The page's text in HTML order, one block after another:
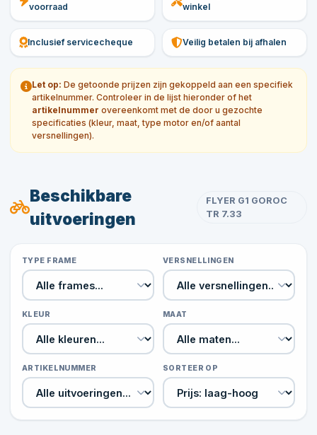
voorraad
winkel
Inclusief servicecheque Veilig betalen bij afhalen
Let op: De getoonde prijzen zijn gekoppeld aan een specifiek
artikelnummer. Controleer in de lijst hieronder of het
artikelnummer overeenkomt met de door u gezochte
specificaties (kleur, maat, type motor en/of aantal
versnellingen).
Beschikbare
uitvoeringen
FLYER G1 GOROC
TR 7.33
TYPE FRAME VERSNELLINGEN
KLEUR MAAT
ARTIKELNUMMER SORTEER OP